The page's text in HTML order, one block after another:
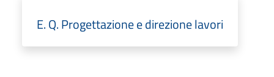
E. Q. Progettazione e direzione lavori